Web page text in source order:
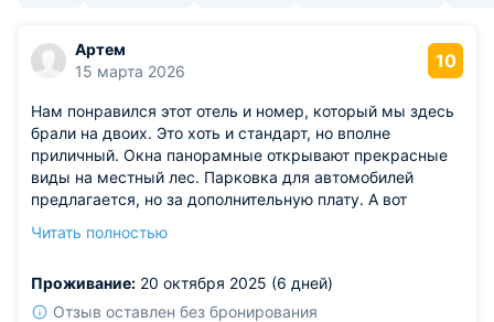
Артем
15 марта 2026
10
Нам понравился этот отель и номер, который мы здесь
брали на двоих. Это хоть и стандарт, но вполне
приличный. Окна панорамные открывают прекрасные
виды на местный лес. Парковка для автомобилей
предлагается, но за дополнительную плату. А вот
покажется такой отдых дорогим, но он качественный и
Читать полностью
Проживание: 20 октября 2025 (6 дней)
Отзыв оставлен без бронирования